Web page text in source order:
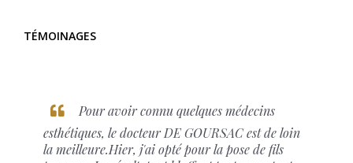
TÉMOINAGES
Pour avoir connu quelques médecins
esthétiques, le docteur DE GOURSAC est de loin
la meilleure.Hier, j'ai opté pour la pose de fils